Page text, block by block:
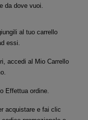
da dove vuoi.
al tuo carrello
essi.
accedi al Mio Carrello
Effettua ordine.
acquistare e fai clic